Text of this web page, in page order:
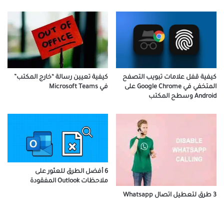
كيفية قفل علامات تبويب التصفح
المتخفي في Google Chrome على
Android وسطح المكتب
كيفية تعيين رسالة “خارج المكتب”
في Microsoft Teams
3 طرق لتعطيل اتصال Whatsapp
6 أفضل الطرق للعثور على
ملاحظات Outlook المفقودة